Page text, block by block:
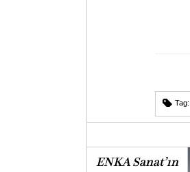
Tag:
ENKA Sanat’ın